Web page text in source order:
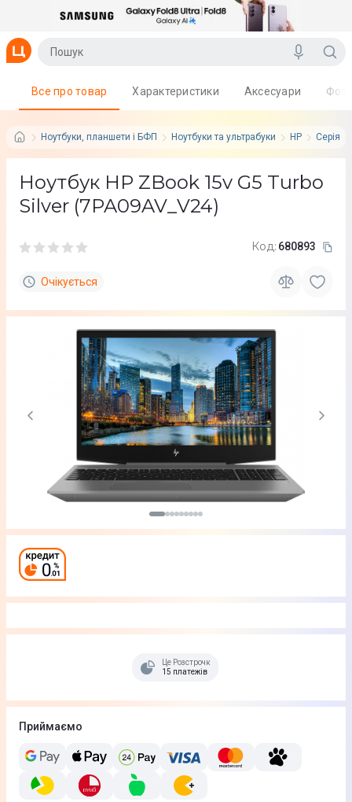
Ноутбуки, планшети і БФП Ноутбуки та ультрабуки HP Серія:
Все про товар Характеристики Аксесуари
Ноутбук HP ZBook 15v G5 Turbo
Silver (7PA09AV_V24)
Код: 680893
Очікується
Це Розстрочка
15 платежів
Приймаємо